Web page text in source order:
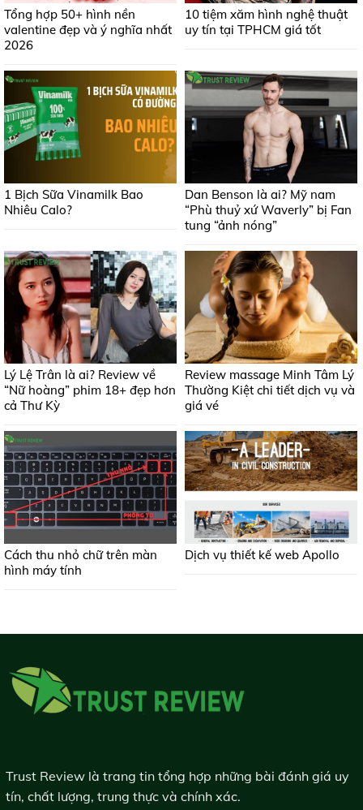
Tổng hợp 50+ hình nền
valentine đẹp và ý nghĩa nhất
2026
10 tiệm xăm hình nghệ thuật
uy tín tại TPHCM giá tốt
1 Bịch Sữa Vinamilk Bao
Nhiêu Calo?
Dan Benson là ai? Mỹ nam
“Phù thuỷ xứ Waverly” bị Fan
tung “ảnh nóng”
Lý Lệ Trân là ai? Review về
“Nữ hoàng” phim 18+ đẹp hơn
cả Thư Kỳ
Review massage Minh Tâm Lý
Thường Kiệt chi tiết dịch vụ và
giá vé
Cách thu nhỏ chữ trên màn
hình máy tính
Dịch vụ thiết kế web Apollo
Trust Review là trang tin tổng hợp những bài đánh giá uy
tín, chất lượng, trung thực và chính xác.